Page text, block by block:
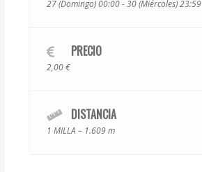
27 (Domingo) 00:00 - 30 (Miércoles) 23:59
PRECIO
2,00 €
DISTANCIA
1 MILLA – 1.609 m